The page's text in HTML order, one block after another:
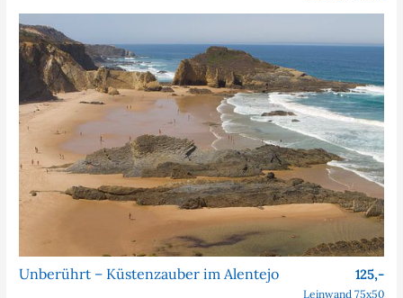
Unberührt – Küstenzauber im Alentejo 125,-
Leinwand 75x50